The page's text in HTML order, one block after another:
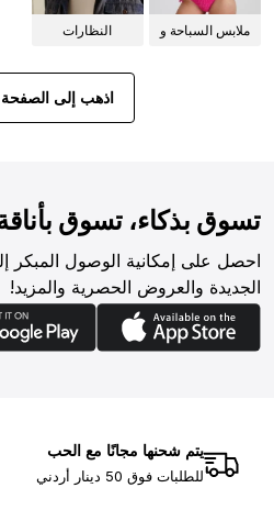
ملابس السباحة و
النظارات
اذهب إلى الصفحة
تسوق بذكاء، تسوق
احصل على إمكانية الوصول المبكر
الجديدة والعروض الحصرية والمزيد!
يتم شحنها مجانًا مع الحب
للطلبات فوق 50 دينار أردني